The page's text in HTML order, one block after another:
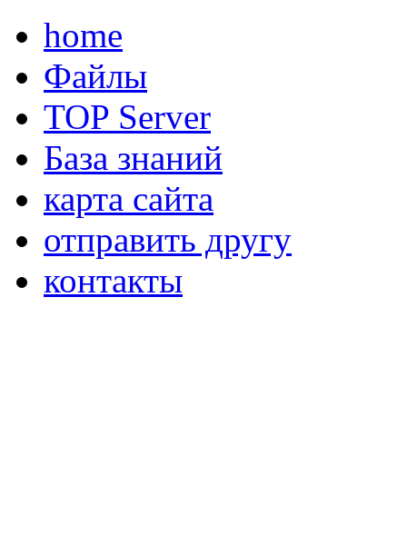
home
Файлы
TOP Server
База знаний
карта сайта
отправить другу
контакты